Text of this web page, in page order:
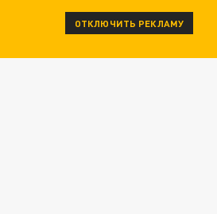
ОТКЛЮЧИТЬ РЕКЛАМУ